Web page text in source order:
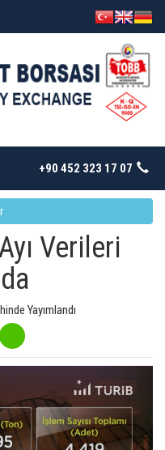
+90 452 323 17 07
Verileri
Yayımlandı